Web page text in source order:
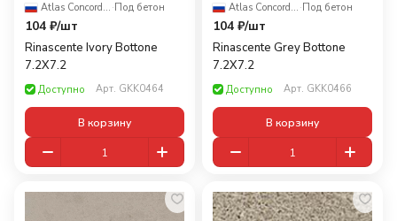
Atlas Concorde Russia ·Под бетон
104 ₽/шт
Rinascente Ivory Bottone
7.2X7.2
Доступно Арт. GKK0464
В корзину
Atlas Concorde Russia ·Под бетон
104 ₽/шт
Rinascente Grey Bottone
7.2X7.2
Доступно Арт. GKK0466
В корзину